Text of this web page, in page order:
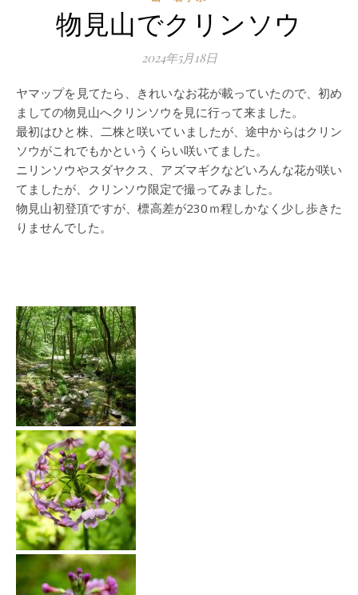
物見山でクリンソウ
2024年5月18日
ヤマップを見てたら、きれいなお花が載っていたので、初め
ましての物見山へクリンソウを見に行って来ました。
最初はひと株、二株と咲いていましたが、途中からはクリン
ソウがこれでもかというくらい咲いてました。
ニリンソウやスダヤクス、アズマギクなどいろんな花が咲い
てましたが、クリンソウ限定で撮ってみました。
物見山初登頂ですが、標高差が230ｍ程しかなく少し歩きた
りませんでした。